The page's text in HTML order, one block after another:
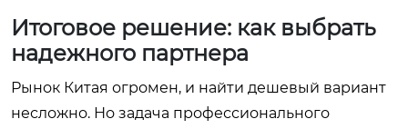
Итоговое решение: как выбрать
надежного партнера
Рынок Китая огромен, и найти дешевый вариант
несложно. Но задача профессионального